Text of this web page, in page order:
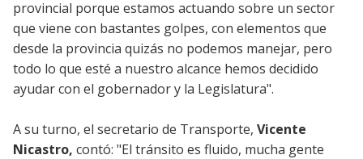
provincial porque estamos actuando sobre un sector
que viene con bastantes golpes, con elementos que
desde la provincia quizás no podemos manejar, pero
todo lo que esté a nuestro alcance hemos decidido
ayudar con el gobernador y la Legislatura".
A su turno, el secretario de Transporte, Vicente
Nicastro, contó: "El tránsito es fluido, mucha gente